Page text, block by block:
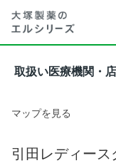
取扱い医療機関・
マップを見る
引田レディース